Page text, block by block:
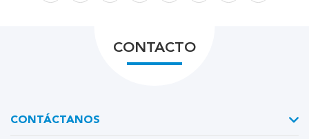
CONTACTO
CONTÁCTANOS